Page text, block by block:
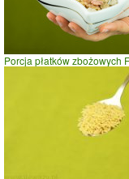
Porcja płatków zbożowych